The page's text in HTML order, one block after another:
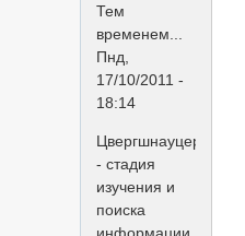
Тем
временем...
Пнд,
17/10/2011 -
18:14
Цвергшнауцер
- стадия
изучения и
поиска